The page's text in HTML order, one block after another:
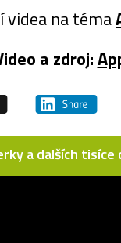
videa na téma
a zdroj:
a dalších tisíce